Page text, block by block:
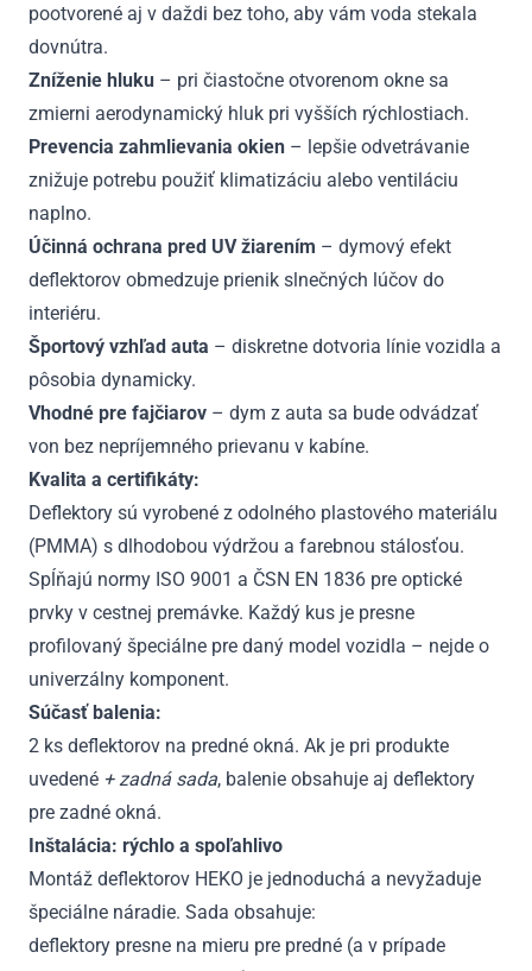
pootvorené aj v daždi bez toho, aby vám voda stekala
dovnútra.
Zníženie hluku – pri čiastočne otvorenom okne sa
zmierni aerodynamický hluk pri vyšších rýchlostiach.
Prevencia zahmlievania okien – lepšie odvetrávanie
znižuje potrebu použiť klimatizáciu alebo ventiláciu
naplno.
Účinná ochrana pred UV žiarením – dymový efekt
deflektorov obmedzuje prienik slnečných lúčov do
interiéru.
Športový vzhľad auta – diskretne dotvoria línie vozidla a
pôsobia dynamicky.
Vhodné pre fajčiarov – dym z auta sa bude odvádzať
von bez nepríjemného prievanu v kabíne.
Kvalita a certifikáty:
Deflektory sú vyrobené z odolného plastového materiálu
(PMMA) s dlhodobou výdržou a farebnou stálosťou.
Spĺňajú normy ISO 9001 a ČSN EN 1836 pre optické
prvky v cestnej premávke. Každý kus je presne
profilovaný špeciálne pre daný model vozidla – nejde o
univerzálny komponent.
Súčasť balenia:
2 ks deflektorov na predné okná. Ak je pri produkte
uvedené + zadná sada, balenie obsahuje aj deflektory
pre zadné okná.
Inštalácia: rýchlo a spoľahlivo
Montáž deflektorov HEKO je jednoduchá a nevyžaduje
špeciálne náradie. Sada obsahuje:
deflektory presne na mieru pre predné (a v prípade